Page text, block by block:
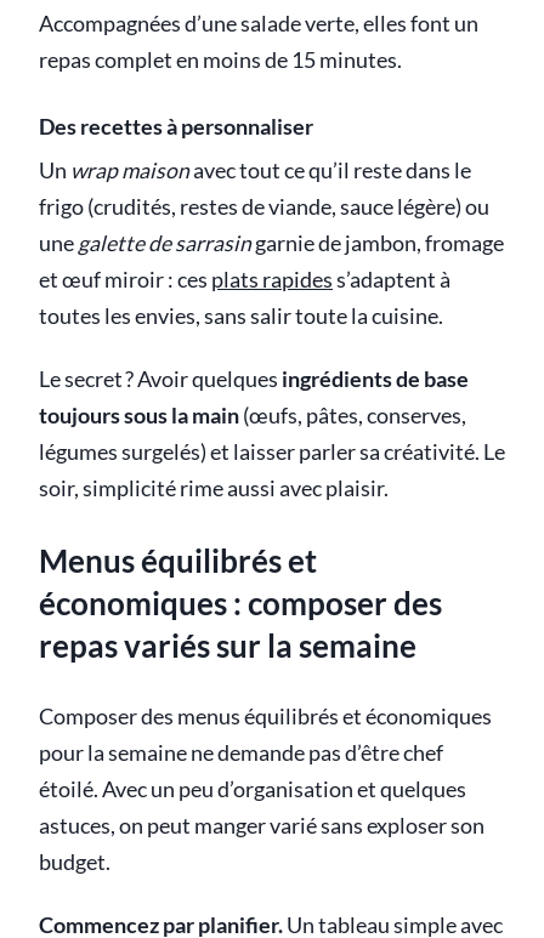
Accompagnées d’une salade verte, elles font un
repas complet en moins de 15 minutes.
Des recettes à personnaliser
Un wrap maisonavec tout ce qu’il reste dans le
frigo (crudités, restes de viande, sauce légère) ou
unegalette de sarrasingarnie de jambon, fromage
et œuf miroir : ces plats rapidess’adaptent à
toutes les envies, sans salir toute la cuisine.
Le secret ? Avoir quelques ingrédients de base
toujours sous la main(œufs, pâtes, conserves,
légumes surgelés) et laisser parler sa créativité. Le
soir, simplicité rime aussi avec plaisir.
Menus équilibrés et
économiques : composer des
repas variés sur la semaine
Composer des menus équilibrés et économiques
pour la semaine ne demande pas d’être chef
étoilé. Avec un peu d’organisation et quelques
astuces, on peut manger varié sans exploser son
budget.
Commencez par planifier.Un tableau simple avec